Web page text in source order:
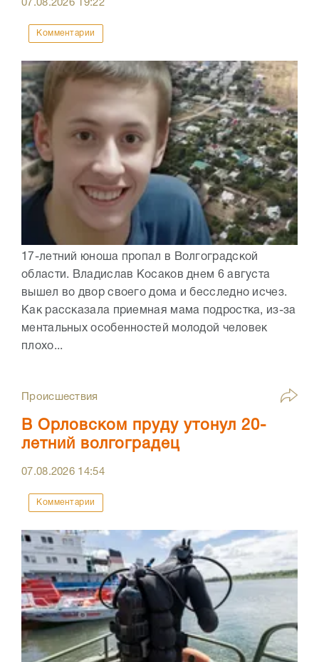
07.08.2026 19:22
Комментарии
17-летний юноша пропал в Волгоградской
области. Владислав Косаков днем 6 августа
вышел во двор своего дома и бесследно исчез.
Как рассказала приемная мама подростка, из-за
ментальных особенностей молодой человек
плохо...
Происшествия
В Орловском пруду утонул 20-
летний волгоградец
07.08.2026 14:54
Комментарии